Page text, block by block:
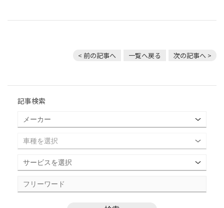
< 前の記事へ 一覧へ戻る 次の記事へ >
記事検索